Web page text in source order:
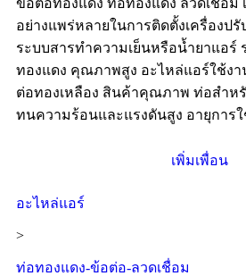
อย่างแพร่หลายในการติดตั้งเครื่องป
ระบบสารทำความเย็นหรือน้ำยาแอร์
ทองแดง คุณภาพสูง อะไหล่แอร์ใช้ง
ต่อทองเหลือง สินค้าคุณภาพ ท่อสำห
ทนความร้อนและแรงดันสูง อายุการ
เพิ่มเพื่อน
อะไหล่แอร์
>
ท่อทองแดง-ข้อต่อ-ลวดเชื่อม